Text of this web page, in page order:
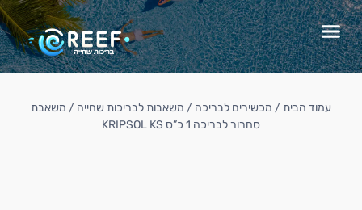
עמוד הבית/ מכשירים לבריכה / משאבות לבריכות שחייה / משאבת
סחרור לבריכה 1 כ”ס KRIPSOL KS